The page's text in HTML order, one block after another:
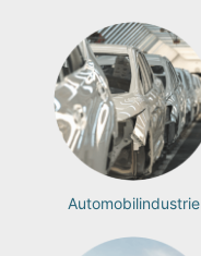
Automobilindustrie